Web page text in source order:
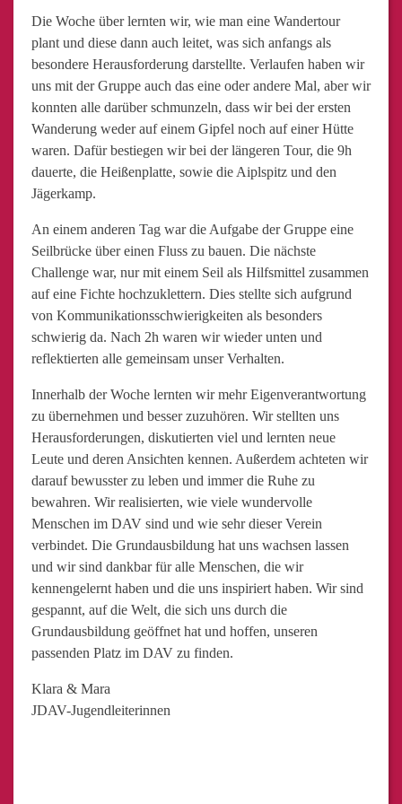
Die Woche über lernten wir, wie man eine Wandertour
plant und diese dann auch leitet, was sich anfangs als
besondere Herausforderung darstellte. Verlaufen haben wir
uns mit der Gruppe auch das eine oder andere Mal, aber wir
konnten alle darüber schmunzeln, dass wir bei der ersten
Wanderung weder auf einem Gipfel noch auf einer Hütte
waren. Dafür bestiegen wir bei der längeren Tour, die 9h
dauerte, die Heißenplatte, sowie die Aiplspitz und den
Jägerkamp.
An einem anderen Tag war die Aufgabe der Gruppe eine
Seilbrücke über einen Fluss zu bauen. Die nächste
Challenge war, nur mit einem Seil als Hilfsmittel zusammen
auf eine Fichte hochzuklettern. Dies stellte sich aufgrund
von Kommunikationsschwierigkeiten als besonders
schwierig da. Nach 2h waren wir wieder unten und
reflektierten alle gemeinsam unser Verhalten.
Innerhalb der Woche lernten wir mehr Eigenverantwortung
zu übernehmen und besser zuzuhören. Wir stellten uns
Herausforderungen, diskutierten viel und lernten neue
Leute und deren Ansichten kennen. Außerdem achteten wir
darauf bewusster zu leben und immer die Ruhe zu
bewahren. Wir realisierten, wie viele wundervolle
Menschen im DAV sind und wie sehr dieser Verein
verbindet. Die Grundausbildung hat uns wachsen lassen
und wir sind dankbar für alle Menschen, die wir
kennengelernt haben und die uns inspiriert haben. Wir sind
gespannt, auf die Welt, die sich uns durch die
Grundausbildung geöffnet hat und hoffen, unseren
passenden Platz im DAV zu finden.
Klara & Mara
JDAV-Jugendleiterinnen